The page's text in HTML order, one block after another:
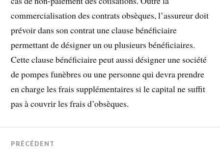
commercialisation des contrats obsèques, l’assureur doit
prévoir dans son contrat une clause bénéficiaire
permettant de désigner un ou plusieurs bénéficiaires.
Cette clause bénéficiaire peut aussi désigner une société
de pompes funèbres ou une personne qui devra prendre
en charge les frais supplémentaires si le capital ne suffit
pas à couvrir les frais d’obsèques.
PRÉCÉDENT